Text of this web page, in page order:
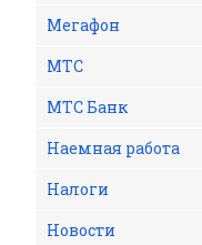
Мегафон
МТС
МТС Банк
Наемная работа
Налоги
Новости